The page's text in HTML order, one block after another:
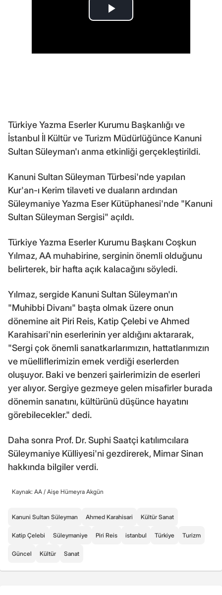
Türkiye Yazma Eserler Kurumu Başkanlığı ve
İstanbul İl Kültür ve Turizm Müdürlüğünce Kanuni
Sultan Süleyman'ı anma etkinliği gerçekleştirildi.
Kanuni Sultan Süleyman Türbesi'nde yapılan
Kur'an-ı Kerim tilaveti ve duaların ardından
Süleymaniye Yazma Eser Kütüphanesi'nde "Kanuni
Sultan Süleyman Sergisi" açıldı.
Türkiye Yazma Eserler Kurumu Başkanı Coşkun
Yılmaz, AA muhabirine, serginin önemli olduğunu
belirterek, bir hafta açık kalacağını söyledi.
Yılmaz, sergide Kanuni Sultan Süleyman'ın
"Muhibbi Divanı" başta olmak üzere onun
dönemine ait Piri Reis, Katip Çelebi ve Ahmed
Karahisari'nin eserlerinin yer aldığını aktararak,
"Sergi çok önemli sanatkarlarımızın, hattatlarımızın
ve müelliflerimizin emek verdiği eserlerden
oluşuyor. Baki ve benzeri şairlerimizin de eserleri
yer alıyor. Sergiye gezmeye gelen misafirler burada
dönemin sanatını, kültürünü düşünce hayatını
görebilecekler." dedi.
Daha sonra Prof. Dr. Suphi Saatçi katılımcılara
Süleymaniye Külliyesi'ni gezdirerek, Mimar Sinan
hakkında bilgiler verdi.
Kaynak: AA / Aişe Hümeyra Akgün
Kanuni Sultan Süleyman Ahmed Karahisari Kültür Sanat
Katip Çelebi Süleymaniye Piri Reis istanbul Türkiye Turizm
Güncel Kültür Sanat